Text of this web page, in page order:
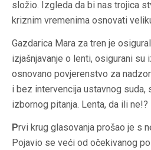
složio. Izgleda da bi nas trojica
kriznim vremenima osnovati
Gazdarica Mara za tren je
izjašnjavanje o lenti, osigurani su
osnovano povjerenstvo za
i bez intervencija ustavnog
izbornog pitanja. Lenta, da ili ne!?
Prvi krug glasovanja prošao je s
Pojavio se veći od očekivanog